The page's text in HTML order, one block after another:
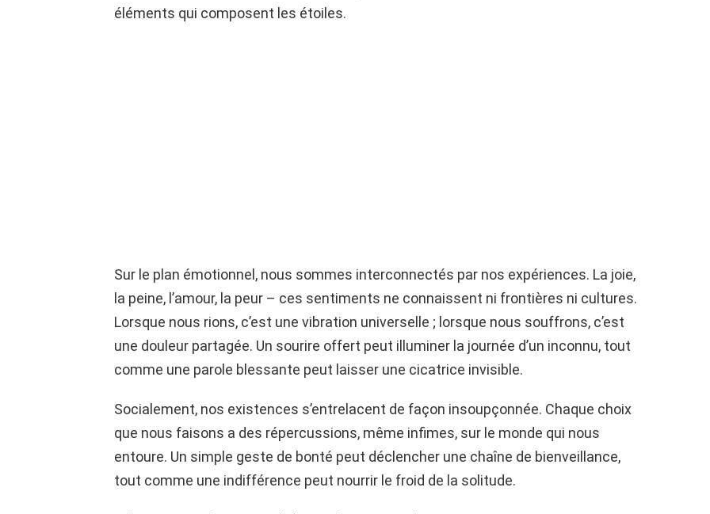
éléments qui composent les étoiles.
Sur le plan émotionnel, nous sommes interconnectés par nos expériences. La joie,
la peine, l’amour, la peur – ces sentiments ne connaissent ni frontières ni cultures.
Lorsque nous rions, c’est une vibration universelle ; lorsque nous souffrons, c’est
une douleur partagée. Un sourire offert peut illuminer la journée d’un inconnu, tout
comme une parole blessante peut laisser une cicatrice invisible.
Socialement, nos existences s’entrelacent de façon insoupçonnée. Chaque choix
que nous faisons a des répercussions, même infimes, sur le monde qui nous
entoure. Un simple geste de bonté peut déclencher une chaîne de bienveillance,
tout comme une indifférence peut nourrir le froid de la solitude.